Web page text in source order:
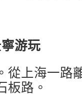
游玩
從上海一路
板路。